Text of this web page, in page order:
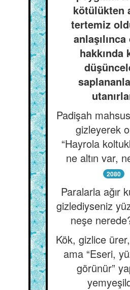
kötülükten
tertemiz
hakkında
Padişah
gizleyerek
“Hayrola
ne altın var,
2080
Paralarla ağır
gizlediyseniz
neşe
Kök, gizlice
ama “Eseri,
görünür”